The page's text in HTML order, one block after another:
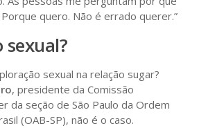
quero. Não é errado querer.”
sexual?
sexual na relação sugar?
, presidente da Comissão
da seção de São Paulo da Ordem
(OAB-SP), não é o caso.